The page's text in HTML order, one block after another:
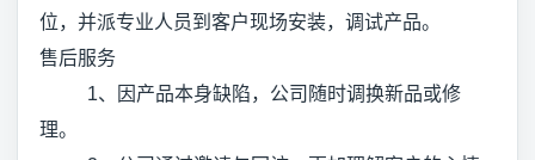
位，并派专业人员到客户现场安装，调试产品。
售后服务
1、因产品本身缺陷，公司随时调换新品或修
理。